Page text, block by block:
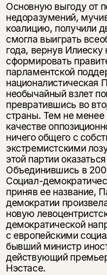
Основную выгоду от
недоразумений,
коалицию, получили
смогла выиграть
года, вернув Илиеску
сформировать
парламентской
националистическая
необычайный взлет
превратившись во
страны. Тем не менее
качестве
ничего общего с
экстремистскими
этой партии
Объединившись в
Социал-
приняв ее название,
демократии
новую
демократической
с европейскими
бывший министр
действующий
Нэстасе.